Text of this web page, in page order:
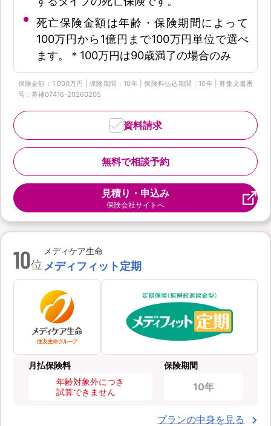
死亡保険金額は年齢・保険期間によって
100万円から1億円まで100万円単位で選べ
ます。＊100万円は90歳満了の場合のみ
保険金額：1,000万円 | 保険期間：10年 | 保険料払込期間：10年 | 募集文書番
号：募補07416-20260205
無料で相談予約
資料請求
見積り・申込み
保険会社サイトへ
10位
メディケア生命
メディフィット定期
月払保険料
年齢対象外につき
試算できません
保険期間
10年
プランの中身を見る